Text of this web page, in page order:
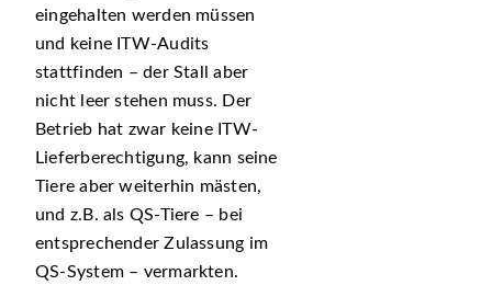
eingehalten werden müssen
und keine ITW-Audits
stattfinden – der Stall aber
nicht leer stehen muss. Der
Betrieb hat zwar keine ITW-
Lieferberechtigung, kann seine
Tiere aber weiterhin mästen,
und z.B. als QS-Tiere – bei
entsprechender Zulassung im
QS-System – vermarkten.